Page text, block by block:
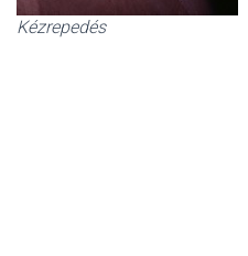
Kézrepedés